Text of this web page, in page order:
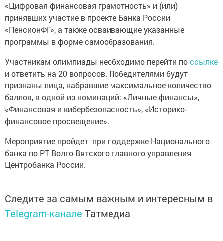
«Цифровая финансовая грамотность» и (или)
принявших участие в проекте Банка России
«ПенсионФГ», а также осваивающие указанные
программы в форме самообразования.
Участникам олимпиады необходимо перейти поссылке
и ответить на 20 вопросов. Победителями будут
признаны лица, набравшие максимальное количество
баллов, в одной из номинаций: «Личные финансы»,
«Финансовая и кибербезопасность», «Историко-
финансовое просвещение».
Мероприятие пройдет при поддержке Национального
банка по РТ Волго-Вятского главного управления
Центробанка России.
Следите за самым важным и интересным в
Telegram-канале Татмедиа